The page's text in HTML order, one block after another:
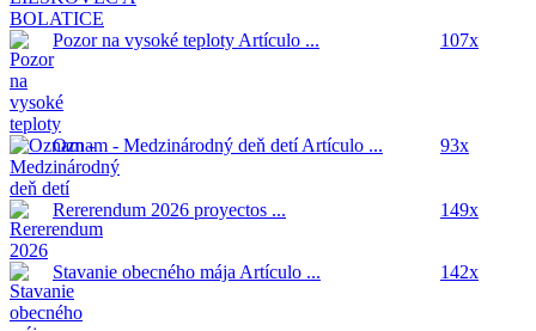
Pozor na vysoké teploty Artículo ... 107x
Oznam - Medzinárodný deň detíArtículo ... 93x
Rererendum 2026 proyectos ... 149x
Stavanie obecného mája Artículo ... 142x